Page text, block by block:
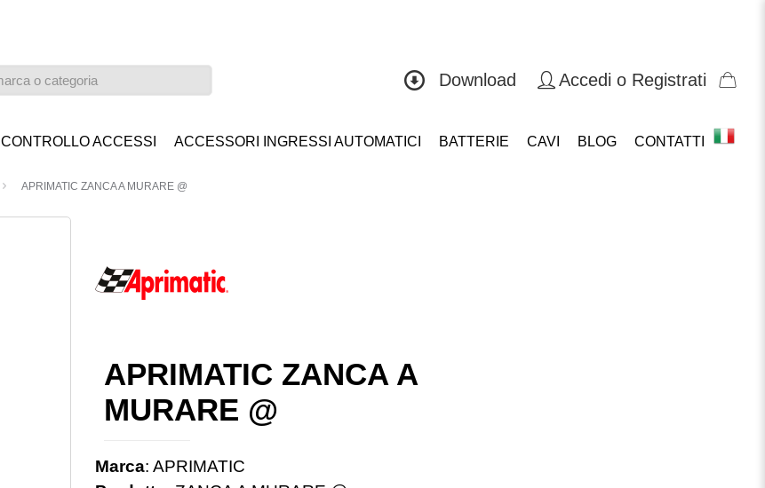
Download Accedi o Registrati
CONTROLLO ACCESSI ACCESSORI INGRESSI AUTOMATICI BATTERIE CAVI BLOG CONTATTI
APRIMATIC ZANCA A MURARE @
APRIMATIC ZANCA A
MURARE @
Marca: APRIMATIC